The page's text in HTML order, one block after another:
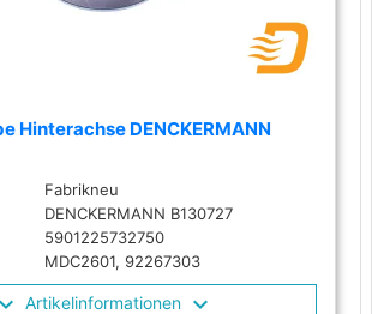
Hinterachse DENCKERMANN
Fabrikneu
DENCKERMANN B130727
5901225732750
MDC2601, 92267303
Artikelinformationen